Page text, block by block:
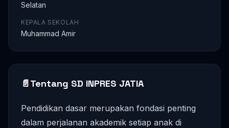
Selatan
KEPALA SEKOLAH
Muhammad Amir
📄Tentang SD INPRES JATIA
Pendidikan dasar merupakan fondasi penting
dalam perjalanan akademik setiap anak di